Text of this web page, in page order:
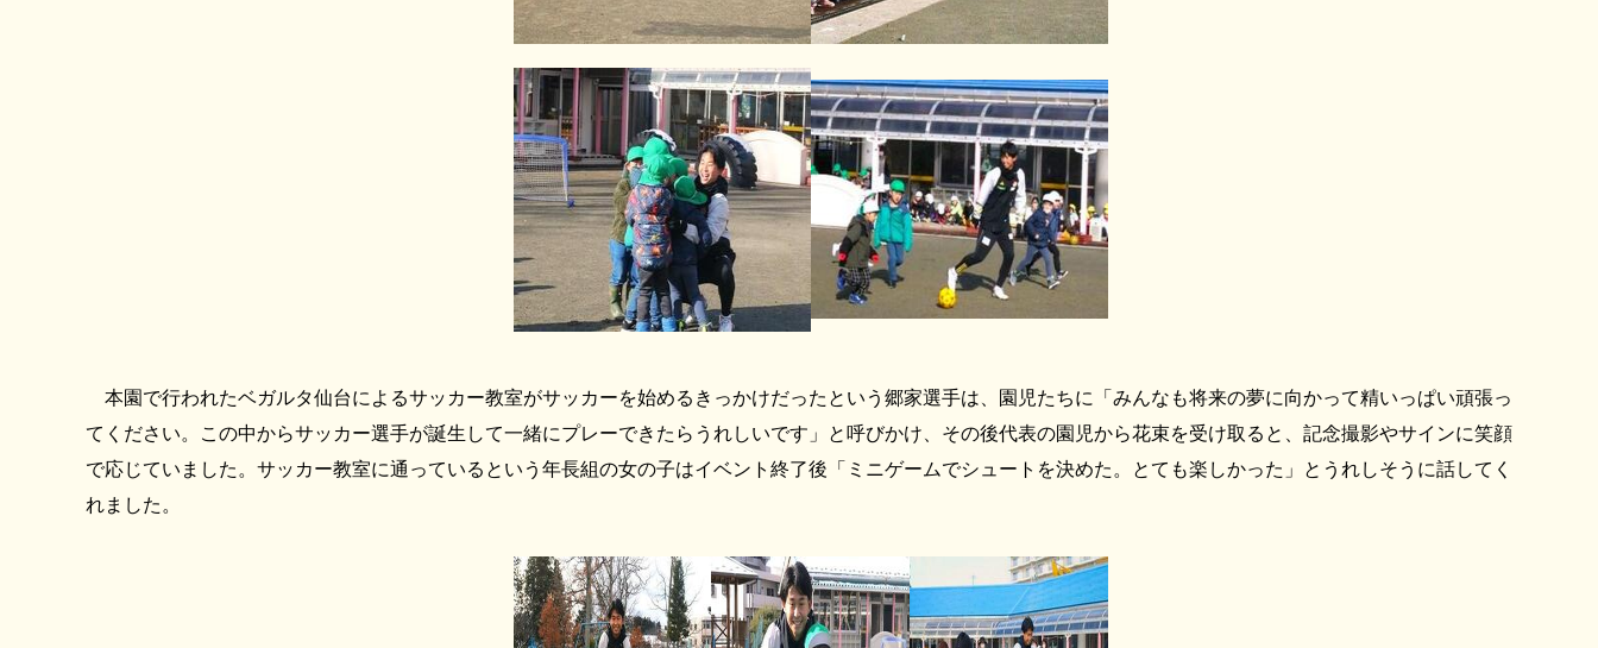
本園で行われたベガルタ仙台によるサッカー教室がサッカーを始めるきっかけだったという郷家選手は、園児たちに「みんなも将来の夢に向かって精いっぱい頑張っ
てください。この中からサッカー選手が誕生して一緒にプレーできたらうれしいです」と呼びかけ、その後代表の園児から花束を受け取ると、記念撮影やサインに笑顔
で応じていました。サッカー教室に通っているという年長組の女の子はイベント終了後「ミニゲームでシュートを決めた。とても楽しかった」とうれしそうに話してく
れました。